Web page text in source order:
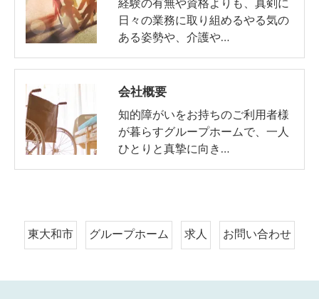
経験の有無や資格よりも、真剣に
日々の業務に取り組めるやる気の
ある姿勢や、介護や…
会社概要
知的障がいをお持ちのご利用者様
が暮らすグループホームで、一人
ひとりと真摯に向き…
東大和市 グループホーム 求人 お問い合わせ